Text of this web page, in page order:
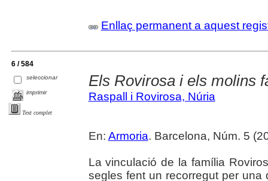
Enllaç permanent a aquest
6 / 584
seleccionar
imprimir
Text complet
Els Rovirosa i els molins
Raspall i Rovirosa, Núria
En: Armoria. Barcelona, Núm. 5
La vinculació de la família
segles fent un recorregut per